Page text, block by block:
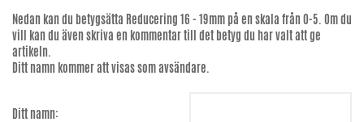
Nedan kan du betygsätta Reducering 16 - 19mm på en skala från 0-5. Om du
vill kan du även skriva en kommentar till det betyg du har valt att ge
artikeln.
Ditt namn kommer att visas som avsändare.
Ditt namn: